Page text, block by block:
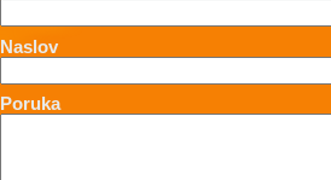
Naslov
Poruka